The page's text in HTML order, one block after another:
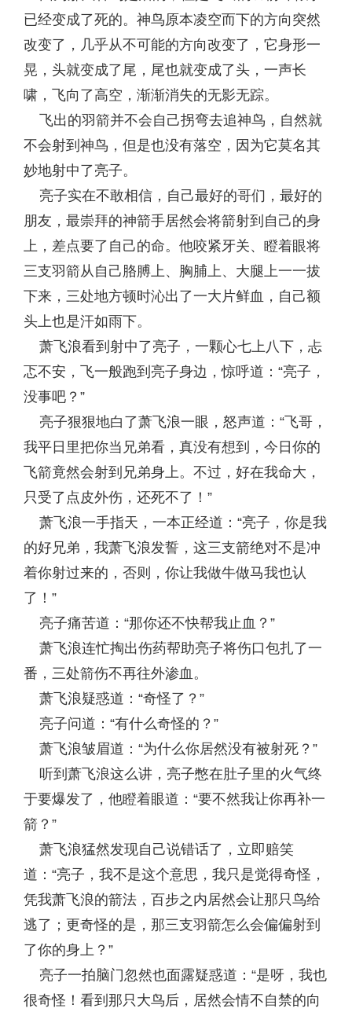
已经变成了死的。神鸟原本凌空而下的方向突然
改变了，几乎从不可能的方向改变了，它身形一
晃，头就变成了尾，尾也就变成了头，一声长
啸，飞向了高空，渐渐消失的无影无踪。
飞出的羽箭并不会自己拐弯去追神鸟，自然就
不会射到神鸟，但是也没有落空，因为它莫名其
妙地射中了亮子。
亮子实在不敢相信，自己最好的哥们，最好的
朋友，最崇拜的神箭手居然会将箭射到自己的身
上，差点要了自己的命。他咬紧牙关、瞪着眼将
三支羽箭从自己胳膊上、胸脯上、大腿上一一拔
下来，三处地方顿时沁出了一大片鲜血，自己额
头上也是汗如雨下。
萧飞浪看到射中了亮子，一颗心七上八下，忐
忑不安，飞一般跑到亮子身边，惊呼道：“亮子，
没事吧？”
亮子狠狠地白了萧飞浪一眼，怒声道：“飞哥，
我平日里把你当兄弟看，真没有想到，今日你的
飞箭竟然会射到兄弟身上。不过，好在我命大，
只受了点皮外伤，还死不了！”
萧飞浪一手指天，一本正经道：“亮子，你是我
的好兄弟，我萧飞浪发誓，这三支箭绝对不是冲
着你射过来的，否则，你让我做牛做马我也认
了！”
亮子痛苦道：“那你还不快帮我止血？”
萧飞浪连忙掏出伤药帮助亮子将伤口包扎了一
番，三处箭伤不再往外渗血。
萧飞浪疑惑道：“奇怪了？”
亮子问道：“有什么奇怪的？”
萧飞浪皱眉道：“为什么你居然没有被射死？”
听到萧飞浪这么讲，亮子憋在肚子里的火气终
于要爆发了，他瞪着眼道：“要不然我让你再补一
箭？”
萧飞浪猛然发现自己说错话了，立即赔笑
道：“亮子，我不是这个意思，我只是觉得奇怪，
凭我萧飞浪的箭法，百步之内居然会让那只鸟给
逃了；更奇怪的是，那三支羽箭怎么会偏偏射到
了你的身上？”
亮子一拍脑门忽然也面露疑惑道：“是呀，我也
很奇怪！看到那只大鸟后，居然会情不自禁的向